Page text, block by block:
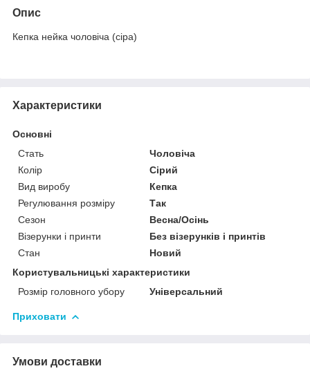
Опис
Кепка нейка чоловіча (сіра)
Характеристики
Основні
Стать
Чоловіча
Колір
Сірий
Вид виробу
Кепка
Регулювання розміру
Так
Сезон
Весна/Осінь
Візерунки і принти
Без візерунків і принтів
Стан
Новий
Користувальницькі характеристики
Розмір головного убору
Універсальний
Приховати
Умови доставки